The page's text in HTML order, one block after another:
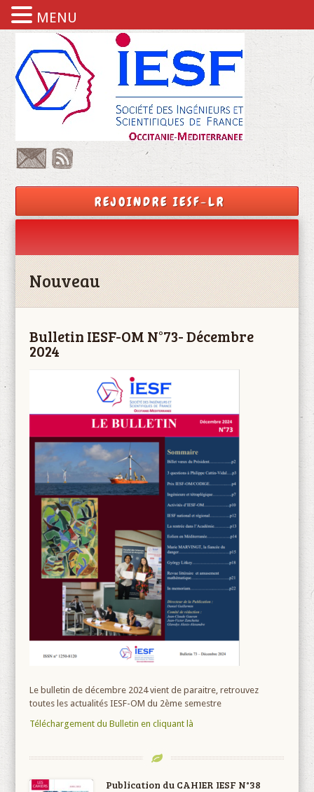
REJOINDRE IESF-LR
Nouveau
Bulletin IESF-OM N°73- Décembre
2024
Le bulletin de décembre 2024 vient de paraitre, retrouvez
toutes les actualités IESF-OM du 2ème semestre
Téléchargement du Bulletin en cliquant là
Publication du CAHIER IESF N°38
MENU